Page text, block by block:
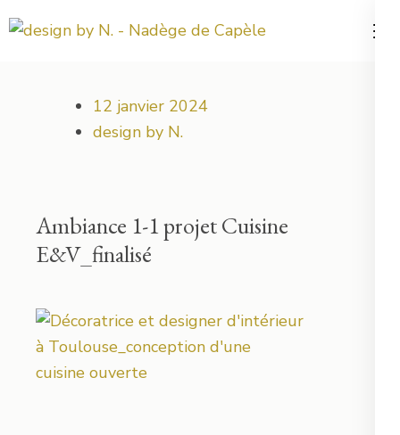
au
12 janvier 2024
design by N.
Ambiance 1-1 projet Cuisine
E&V_finalisé